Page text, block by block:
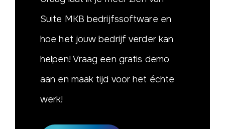
Suite MKB bedrijfssoftware en
hoe het jouw bedrijf verder kan
helpen! Vraag een gratis demo
aan en maak tijd voor het échte
werk!